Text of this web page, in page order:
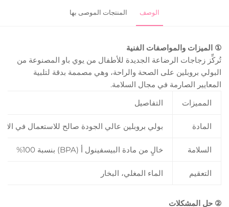
الوصف المنتجات الموصى بها
① الميزات والمواصفات الفنية
تُركِّز زجاجات الرضاعة الجديدة للأطفال من يوي باو المصنوعة من
البولي بروبلين على الصحة والراحة، وهي مصممة بدقة لتلبية
المعايير الصارمة في مجال السلامة.
المميزات
التفاصيل
المادة بولي بروبلين عالي الجودة صالح للاستعمال في
السلامة خالٍ من مادة البيسفينول أ (BPA) بنسبة 100%
التعقيم الماء المغلي، البخار
② حل المشكلات